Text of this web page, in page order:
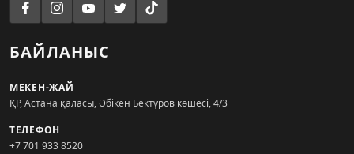
БАЙЛАНЫС
МЕКЕН-ЖАЙ
ҚР, Астана қаласы, Әбікен Бектұров көшесі, 4/3
ТЕЛЕФОН
+7 701 933 8520